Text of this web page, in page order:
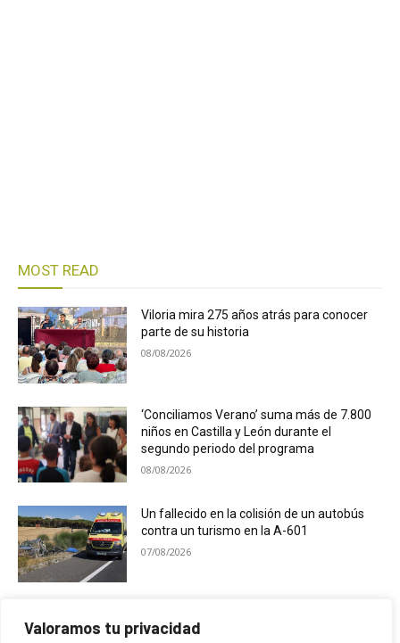
Valoramos tu privacidad
MOST READ
Viloria mira 275 años atrás para conocer
parte de su historia
08/08/2026
‘Conciliamos Verano’ suma más de 7.800
niños en Castilla y León durante el
segundo periodo del programa
08/08/2026
Un fallecido en la colisión de un autobús
contra un turismo en la A-601
07/08/2026
las mejores fotografías de sus fiestas